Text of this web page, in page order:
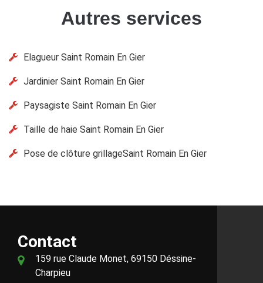
Autres services
Elagueur Saint Romain En Gier
Jardinier Saint Romain En Gier
Paysagiste Saint Romain En Gier
Taille de haie Saint Romain En Gier
Pose de clôture grillageSaint Romain En Gier
Contact
159 rue Claude Monet, 69150 Déssine-
Charpieu